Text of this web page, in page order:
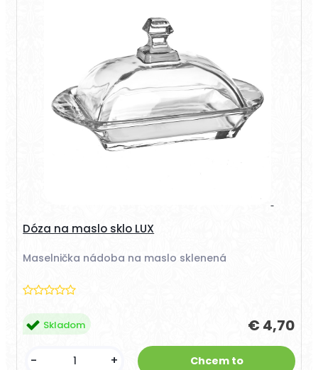
Dóza na maslo sklo LUX
Maselnička nádoba na maslo sklenená
€ 4,70
Skladom
- +